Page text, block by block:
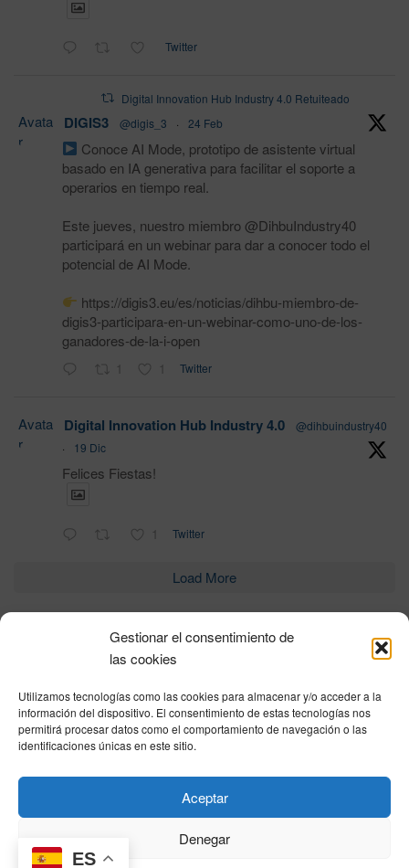
Gestionar el consentimiento de
las cookies
Utilizamos tecnologías como las cookies para almacenar y/o acceder a la
información del dispositivo. El consentimiento de estas tecnologías nos
permitirá procesar datos como el comportamiento de navegación o las
identificaciones únicas en este sitio.
Aceptar
Denegar
Twitter
Digital Innovation Hub Industry 4.0 Retuiteado
Avata
r
DIGIS3 @digis_3 · 24 Feb
Conoce AI Mode, prototipo de asistente virtual
basado en IA generativa para facilitar el soporte a
operarios en tiempo real.
Este jueves, nuestro miembro @DihbuIndustry40
participará en un webinar para dar a conocer todo el
potencial de AI Mode.
https://digis3.eu/es/noticias/dihbu-miembro-de-
digis3-participara-en-un-webinar-como-uno-de-los-
ganadores-de-la-i-open
1 1 Twitter
Avata
r
Digital Innovation Hub Industry 4.0
@dihbuindustry40
·
19 Dic
Felices Fiestas!
1 Twitter
Load More
HOME
Privacy Policy|Legal Notice |Cookies Policy|DNSH|Home
© DIHBU 2026
ES